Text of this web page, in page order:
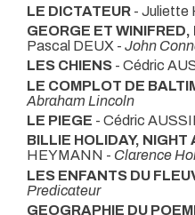
LE DICTATEUR - Juliette
GEORGE ET
Pascal DEUX - John
LES CHIENS - Cédric
LE COMPLOT DE
Abraham Lincoln
LE PIEGE - Cédric
BILLIE HOLIDAY, NIGHT
HEYMANN - Clarence
LES ENFANTS DU
Predicateur
GEOGRAPHIE DU